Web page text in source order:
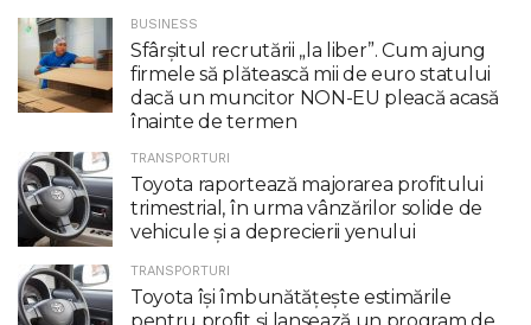
BUSINESS
Sfârșitul recrutării „la liber”. Cum ajung
firmele să plătească mii de euro statului
dacă un muncitor NON-EU pleacă acasă
înainte de termen
TRANSPORTURI
Toyota raportează majorarea profitului
trimestrial, în urma vânzărilor solide de
vehicule și a deprecierii yenului
TRANSPORTURI
Toyota îşi îmbunătăţeşte estimările